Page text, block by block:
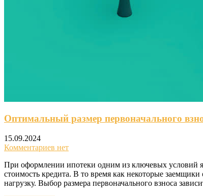
Оптимальный размер первоначального
15.09.2024
Комментариев нет
При оформлении ипотеки одним из ключевых условий
стоимость кредита. В то время как некоторые
нагрузку. Выбор размера первоначального взноса